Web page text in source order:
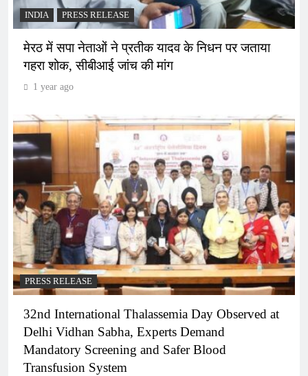
INDIA PRESS RELEASE
मेरठ में सपा नेताओं ने प्रतीक यादव के निधन पर जताया
गहरा शोक, सीबीआई जांच की मांग
1 year ago
PRESS RELEASE
32nd International Thalassemia Day Observed at
Delhi Vidhan Sabha, Experts Demand
Mandatory Screening and Safer Blood
Transfusion System